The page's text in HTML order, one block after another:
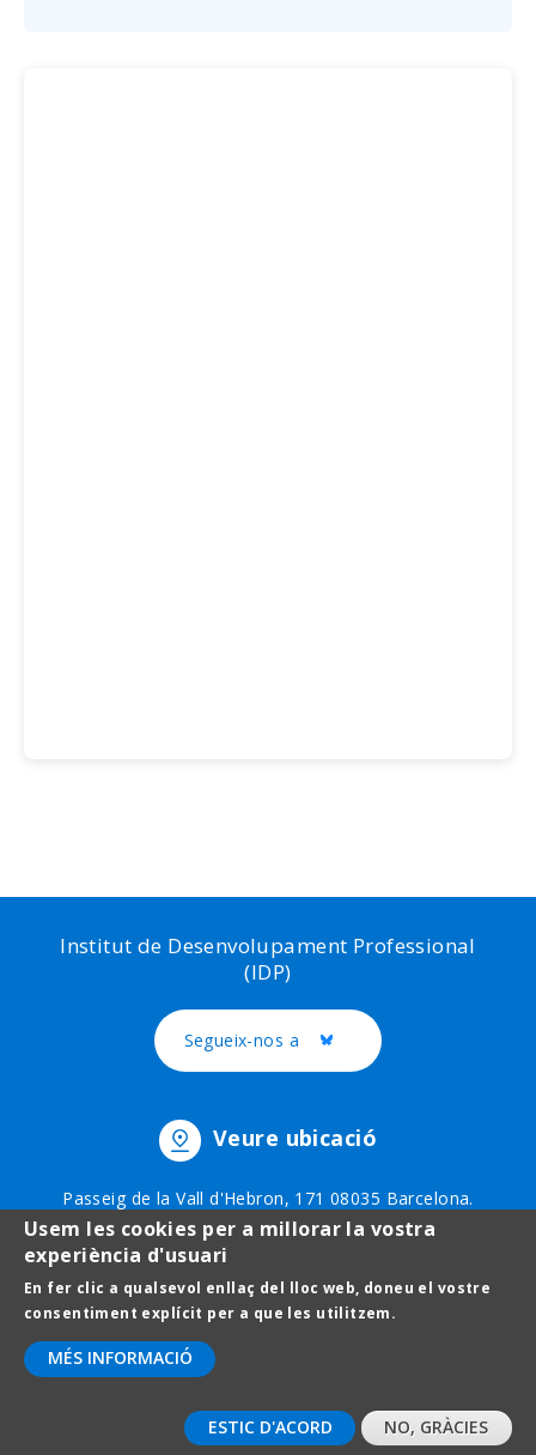
Institut de Desenvolupament Professional
(IDP)
Segueix-nos a Twitter
Veure ubicació
Passeig de la Vall d'Hebron, 171 08035 Barcelona.
Telèfon: 93 403 51 75
Footer
menu
Avís legal
Protecció de dades
Usem les cookies per a millorar la vostra
experiència d'usuari
En fer clic a qualsevol enllaç del lloc web, doneu el vostre
consentiment explícit per a que les utilitzem.
MÉS INFORMACIÓ
ESTIC D'ACORD NO, GRÀCIES